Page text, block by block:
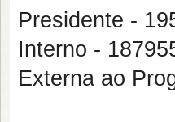
Presidente -
Interno -
Externa ao